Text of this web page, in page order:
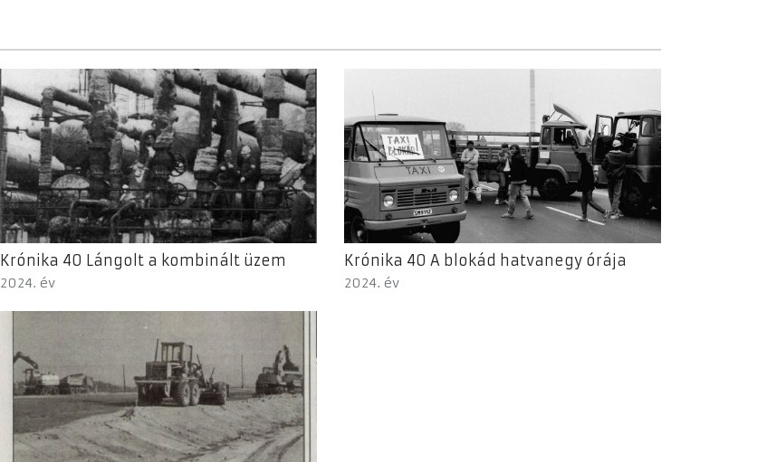
Krónika 40 Lángolt a kombinált üzem
2024. év
Krónika 40 A blokád hatvanegy órája
2024. év